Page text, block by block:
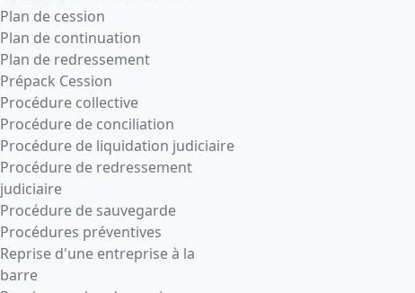
Plan de cession
Plan de continuation
Plan de redressement
Prépack Cession
Procédure collective
Procédure de conciliation
Procédure de liquidation judiciaire
Procédure de redressement
judiciaire
Procédure de sauvegarde
Procédures préventives
Reprise d'une entreprise à la
barre